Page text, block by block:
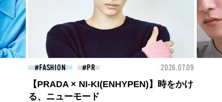
FASHION 2026.07.09
高橋璃央と、ジュエッテの出会い。夏の
定番、ピンクゴールドが印象的